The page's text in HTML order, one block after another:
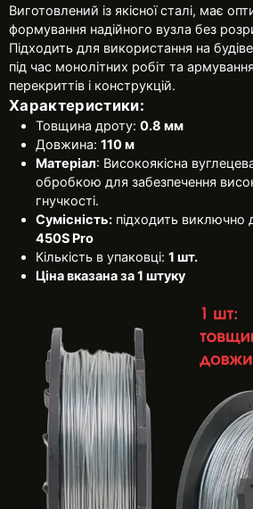
Виготовлений із якісної сталі, має
формування надійного вузла без
Підходить для використання на
під час монолітних робіт та
перекриттів і конструкцій.
Характеристики:
Товщина дроту: 0.8 мм
Довжина: 110 м
Матеріал: Високоякісна
обробкою для забезпечення
гнучкості.
Сумісність: підходить виключно
450S Pro
Кількість в упаковці: 1 шт.
Ціна вказана за 1 штуку